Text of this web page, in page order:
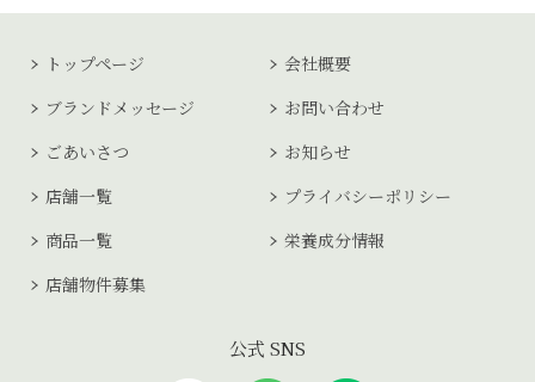
トップページ
会社概要
ブランドメッセージ
お問い合わせ
ごあいさつ
お知らせ
店舗一覧
プライバシーポリシー
商品一覧
栄養成分情報
店舗物件募集
公式 SNS